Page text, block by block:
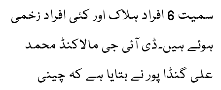
سمیت 6 افراد ہلاک اور کئی افراد زخمی
ہوئے ہیں۔ڈی آئی جی مالاکنڈ محمد
علی گنڈا پور نے بتایا ہے کہ چینی